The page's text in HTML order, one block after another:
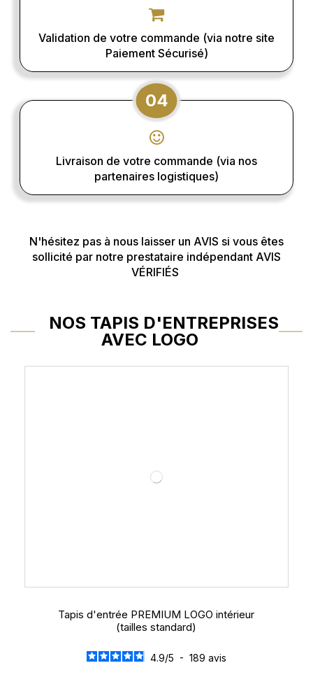
Validation de votre commande (via notre site
Paiement Sécurisé)
04
Livraison de votre commande (via nos
partenaires logistiques)
N'hésitez pas à nous laisser un AVIS si vous êtes
sollicité par notre prestataire indépendant AVIS
VÉRIFIÉS
NOS TAPIS D'ENTREPRISES
AVEC LOGO
Tapis d'entrée PREMIUM LOGO intérieur
(tailles standard)
4.9/5 - 189 avis